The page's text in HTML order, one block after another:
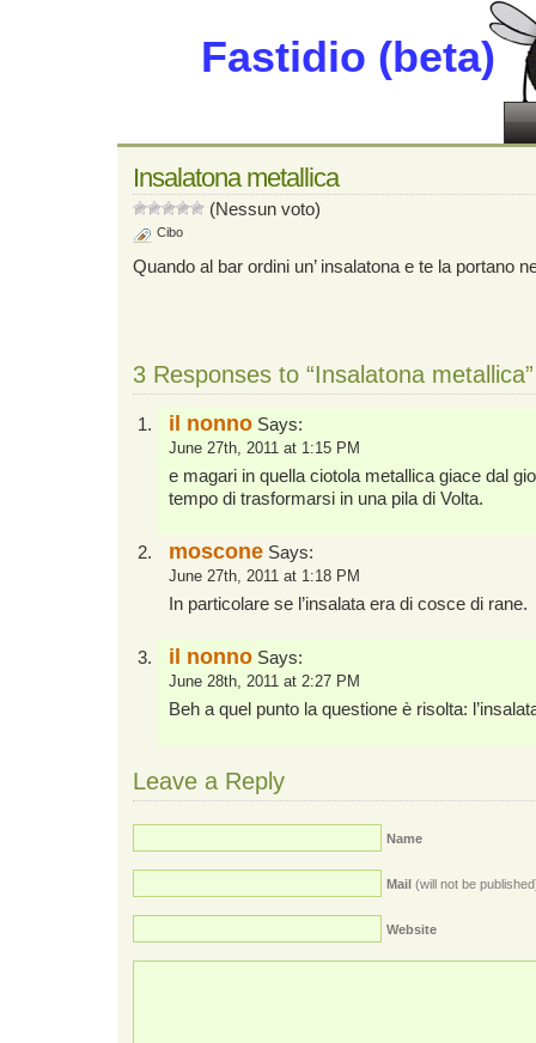
Fastidio (beta)
Insalatona metallica
(Nessun voto)
Cibo
Quando al bar ordini un’ insalatona e te la portano
3 Responses to “Insalatona metallica”
il nonno Says:
June 27th, 2011 at 1:15 PM
e magari in quella ciotola metallica giace dal
tempo di trasformarsi in una pila di Volta.
moscone Says:
June 27th, 2011 at 1:18 PM
In particolare se l’insalata era di cosce di rane.
il nonno Says:
June 28th, 2011 at 2:27 PM
Beh a quel punto la questione è risolta:
Leave a Reply
Name
Mail (will not be
Website